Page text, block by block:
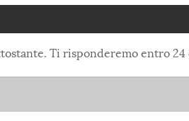
Ti risponderemo entro 24